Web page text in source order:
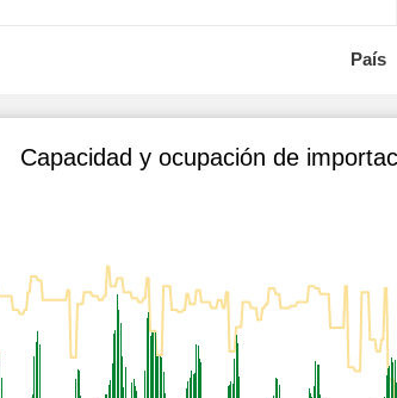
País
Capacidad y ocupación de